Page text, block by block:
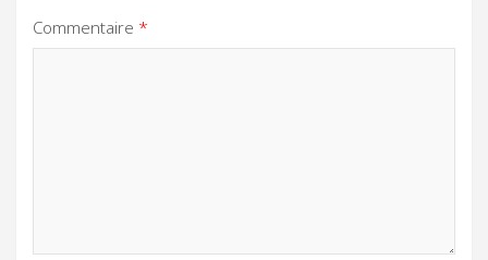
Commentaire *